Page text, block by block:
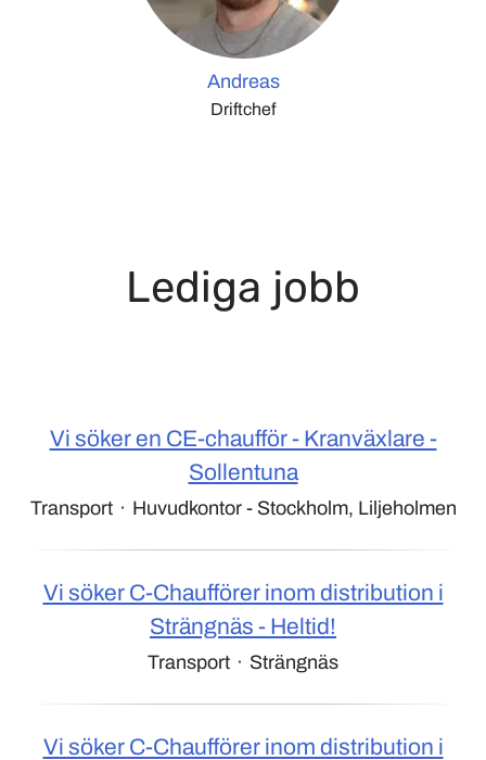
Andreas
Driftchef
Lediga jobb
Vi söker en CE-chaufför - Kranväxlare -
Sollentuna
Transport · Huvudkontor - Stockholm, Liljeholmen
Vi söker C-Chaufförer inom distribution i
Strängnäs - Heltid!
Transport · Strängnäs
Vi söker C-Chaufförer inom distribution i